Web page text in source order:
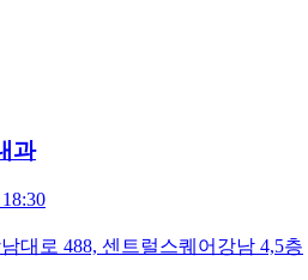
과
대로 488, 센트럴스퀘어강남 4,5층